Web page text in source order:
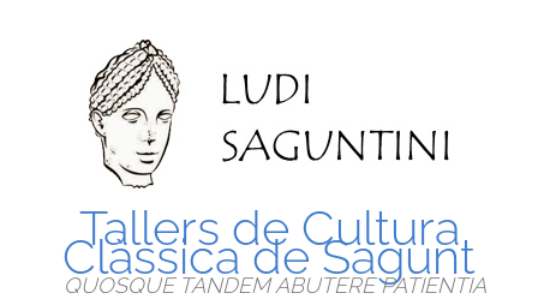
Tallers de Cultura
Clàssica de Sagunt
QUOSQUE TANDEM ABUTERE PATIENTIA